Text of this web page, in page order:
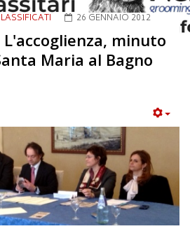
26 GENNAIO 2012
L'accoglienza, minuto
Maria al Bagno